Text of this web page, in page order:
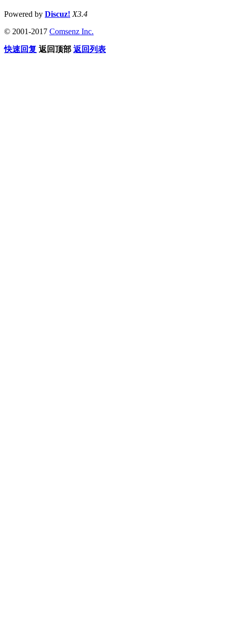
Powered by Discuz! X3.4
© 2001-2017 Comsenz Inc.
快速回复 返回顶部 返回列表